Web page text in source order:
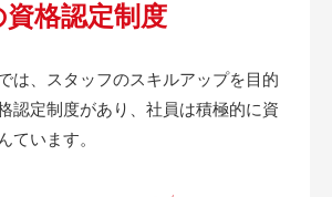
資格認定制度
は、スタッフのスキルアップを目的
認定制度があり、社員は積極的に資
ています。